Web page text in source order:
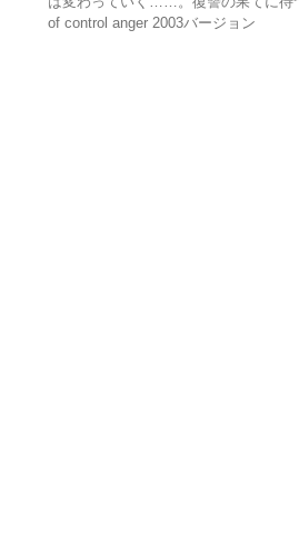
of control anger 2003バージョン